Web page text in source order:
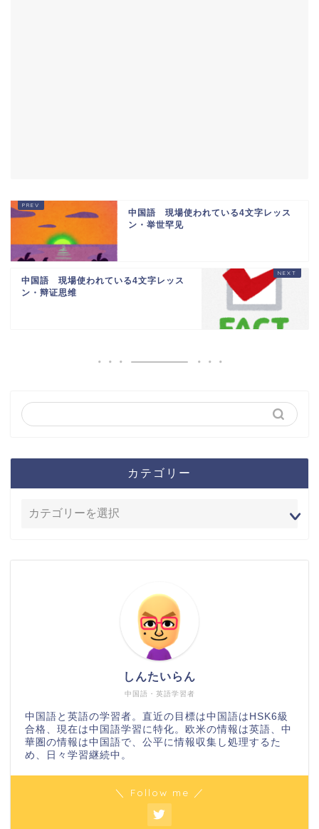
中国語 現場使われている4文字レッス
ン・举世罕见
中国語 現場使われている4文字レッス
ン・辩证思维
カテゴリー
中国語・英語学習者
しんたいらん
中国語と英語の学習者。直近の目標は中国語はHSK6級
合格、現在は中国語学習に特化。欧米の情報は英語、中
華圏の情報は中国語で、公平に情報収集し処理するた
め、日々学習継続中。
＼ Follow me ／